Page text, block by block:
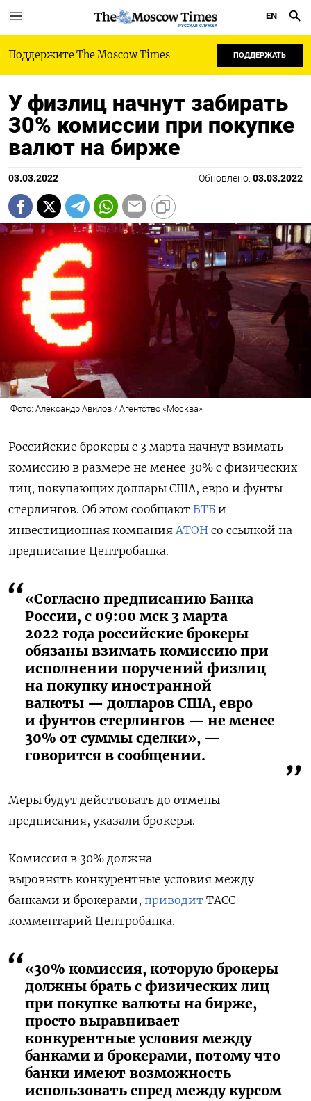
РУССКАЯ СЛУЖБА
EN
Поддержите The Moscow Times ПОДДЕРЖАТЬ
У физлиц начнут забирать
30% комиссии при покупке
валют на бирже
03.03.2022 Обновлено: 03.03.2022
Фото: Александр Авилов / Агентство «Москва»
Российские брокеры с 3 марта начнут взимать
комиссию в размере не менее 30% с физических
лиц, покупающих доллары США, евро и фунты
стерлингов. Об этом сообщают ВТБ и
инвестиционная компания АТОН со ссылкой на
предписание Центробанка.
«Согласно предписанию Банка
России, с 09:00 мск 3 марта
2022 года российские брокеры
обязаны взимать комиссию при
исполнении поручений физлиц
на покупку иностранной
валюты — долларов США, евро
и фунтов стерлингов — не менее
30% от суммы сделки», —
говорится в сообщении.
Меры будут действовать до отмены
предписания, указали брокеры.
Комиссия в 30% должна
выровнять конкурентные условия между
банками и брокерами, приводит ТАСС
комментарий Центробанка.
«30% комиссия, которую брокеры
должны брать с физических лиц
при покупке валюты на бирже,
просто выравнивает
конкурентные условия между
банками и брокерами, потому что
банки имеют возможность
использовать спред между курсом